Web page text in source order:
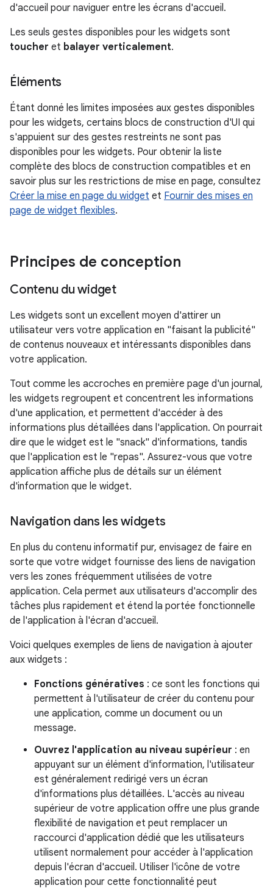
d'accueil pour naviguer entre les écrans d'accueil.
Les seuls gestes disponibles pour les widgets sont
toucher et balayer verticalement.
Éléments
Étant donné les limites imposées aux gestes disponibles
pour les widgets, certains blocs de construction d'UI qui
s'appuient sur des gestes restreints ne sont pas
disponibles pour les widgets. Pour obtenir la liste
complète des blocs de construction compatibles et en
savoir plus sur les restrictions de mise en page, consultez
Créer la mise en page du widget et Fournir des mises en
page de widget flexibles.
Principes de conception
Contenu du widget
Les widgets sont un excellent moyen d'attirer un
utilisateur vers votre application en "faisant la publicité"
de contenus nouveaux et intéressants disponibles dans
votre application.
Tout comme les accroches en première page d'un journal,
les widgets regroupent et concentrent les informations
d'une application, et permettent d'accéder à des
informations plus détaillées dans l'application. On pourrait
dire que le widget est le "snack" d'informations, tandis
que l'application est le "repas". Assurez-vous que votre
application affiche plus de détails sur un élément
d'information que le widget.
Navigation dans les widgets
En plus du contenu informatif pur, envisagez de faire en
sorte que votre widget fournisse des liens de navigation
vers les zones fréquemment utilisées de votre
application. Cela permet aux utilisateurs d'accomplir des
tâches plus rapidement et étend la portée fonctionnelle
de l'application à l'écran d'accueil.
Voici quelques exemples de liens de navigation à ajouter
aux widgets :
Fonctions génératives : ce sont les fonctions qui
permettent à l'utilisateur de créer du contenu pour
une application, comme un document ou un
message.
Ouvrez l'application au niveau supérieur : en
appuyant sur un élément d'information, l'utilisateur
est généralement redirigé vers un écran
d'informations plus détaillées. L'accès au niveau
supérieur de votre application offre une plus grande
flexibilité de navigation et peut remplacer un
raccourci d'application dédié que les utilisateurs
utilisent normalement pour accéder à l'application
depuis l'écran d'accueil. Utiliser l'icône de votre
application pour cette fonctionnalité peut